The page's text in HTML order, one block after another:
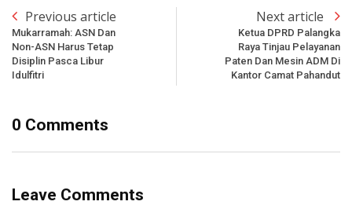
Previous article
Mukarramah: ASN Dan
Non-ASN Harus Tetap
Disiplin Pasca Libur
Idulfitri
Next article
Ketua DPRD Palangka
Raya Tinjau Pelayanan
Paten Dan Mesin ADM Di
Kantor Camat Pahandut
0 Comments
Leave Comments